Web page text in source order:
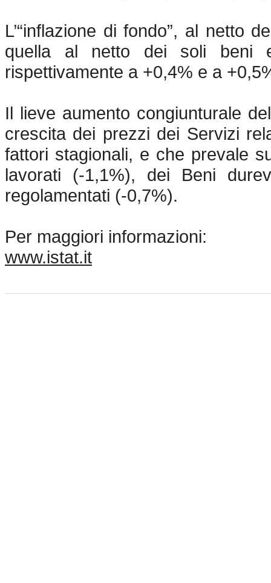
L’“inflazione di fondo”, al netto
quella al netto dei soli beni
rispettivamente a +0,4% e a
Il lieve aumento congiunturale
crescita dei prezzi dei Servizi
fattori stagionali, e che prevale
lavorati (-1,1%), dei Beni
regolamentati (-0,7%).
Per maggiori informazioni:
www.istat.it